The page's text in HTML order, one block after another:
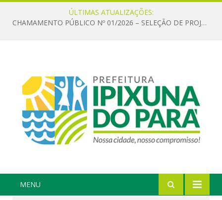
ÚLTIMAS ATUALIZAÇÕES:
CHAMAMENTO PÚBLICO Nº 01/2026 – SELEÇÃO DE PROJETOS PARA FIRMAR TERMO DE EXECUÇÃO CULTURAL COM RECURSOS DA POLÍTICA NACIONAL ALDIR BLANC DE FOMENTO À CULTURA – PNAB (LEI Nº 14.399/2022)
MENU